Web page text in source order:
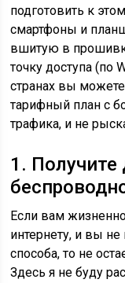
подготовить к
смартфоны и
вшитую в
точку доступа (по
странах вы
тарифный план с
трафика, и не
1. Получите
Если вам
интернету, и вы
способа, то не
Здесь я не буду